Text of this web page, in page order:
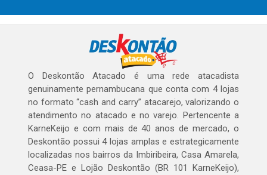
O Deskontão Atacado é uma rede atacadista
genuinamente pernambucana que conta com 4 lojas
no formato “cash and carry” atacarejo, valorizando o
atendimento no atacado e no varejo. Pertencente a
KarneKeijo e com mais de 40 anos de mercado, o
Deskontão possui 4 lojas amplas e estrategicamente
localizadas nos bairros da Imbiribeira, Casa Amarela,
Ceasa-PE e Lojão Deskontão (BR 101 KarneKeijo),